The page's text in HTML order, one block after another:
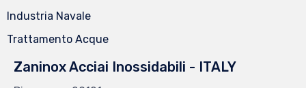
Industria Navale
Trattamento Acque
Zaninox Acciai Inossidabili - ITALY